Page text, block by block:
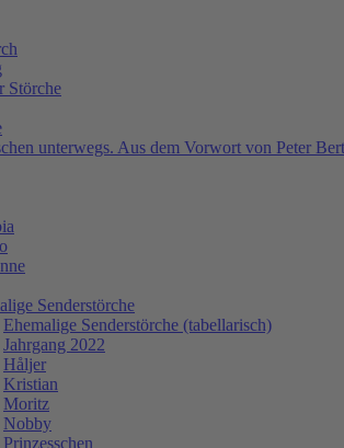
Störche
unterwegs. Aus dem Vorwort von Peter
Senderstörche
Ehemalige Senderstörche (tabellarisch)
Jahrgang 2022
Håljer
Kristian
Moritz
Nobby
Prinzesschen